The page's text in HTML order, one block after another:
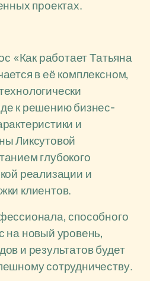
проектах.
«Как работает Татьяна
в её комплексном,
к решению бизнес-
и
Ликсутовой
глубокого
реализации и
клиентов.
способного
на новый уровень,
и результатов будет
сотрудничеству.